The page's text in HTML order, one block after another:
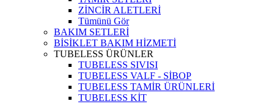
ZİNCİR ALETLERİ
Tümünü Gör
BAKIM SETLERİ
BİSİKLET BAKIM HİZMETİ
TUBELESS ÜRÜNLER
TUBELESS SIVISI
TUBELESS VALF - SİBOP
TUBELESS TAMİR ÜRÜNLERİ
TUBELESS KİT